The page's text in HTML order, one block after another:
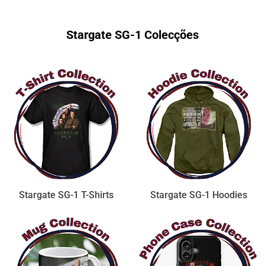
Stargate SG-1 Colecções
Stargate SG-1 T-Shirts Stargate SG-1 Hoodies